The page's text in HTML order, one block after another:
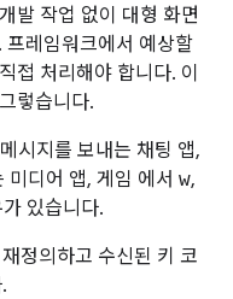
발 작업 없이 대형 화면
레임워크에서 예상할
접 처리해야 합니다. 이
렇습니다.
시지를 보내는 채팅 앱,
디어 앱, 게임 에서 w,
있습니다.
정의하고 수신된 키 코